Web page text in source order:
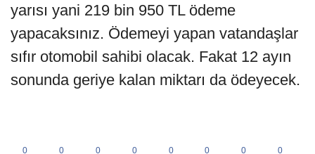
yarısı yani 219 bin 950 TL ödeme
yapacaksınız. Ödemeyi yapan vatandaşlar
sıfır otomobil sahibi olacak. Fakat 12 ayın
sonunda geriye kalan miktarı da ödeyecek.